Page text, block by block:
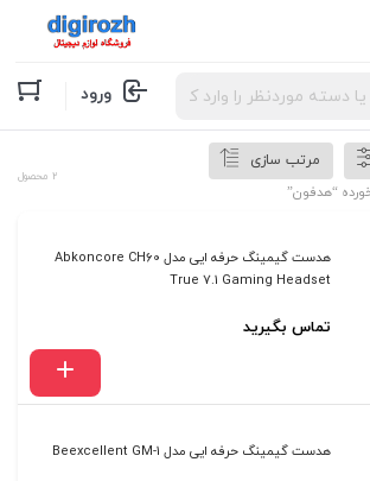
ورود
مرتب سازی
“هدفون”
2 محصول
هدست گیمینگ حرفه ایی مدل Abkoncore CH60
True 7.1 Gaming Headset
تماس بگیرید
هدست گیمینگ حرفه ایی مدل Beexcellent GM-1